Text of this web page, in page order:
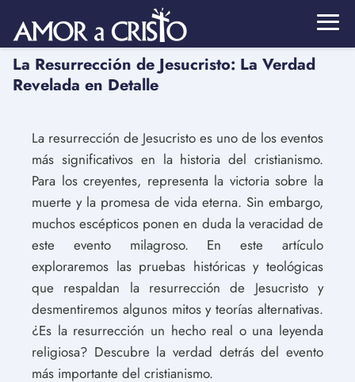
La Resurrección de Jesucristo: La Verdad
Revelada en Detalle
La resurrección de Jesucristo es uno de los eventos
más significativos en la historia del cristianismo.
Para los creyentes, representa la victoria sobre la
muerte y la promesa de vida eterna. Sin embargo,
muchos escépticos ponen en duda la veracidad de
este evento milagroso. En este artículo
exploraremos las pruebas históricas y teológicas
que respaldan la resurrección de Jesucristo y
desmentiremos algunos mitos y teorías alternativas.
¿Es la resurrección un hecho real o una leyenda
religiosa? Descubre la verdad detrás del evento
más importante del cristianismo.